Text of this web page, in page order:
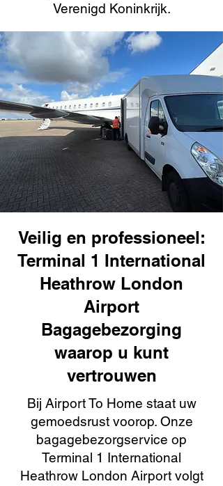
Verenigd Koninkrijk.
Veilig en professioneel:
Terminal 1 International
Heathrow London
Airport
Bagagebezorging
waarop u kunt
vertrouwen
Bij Airport To Home staat uw
gemoedsrust voorop. Onze
bagagebezorgservice op
Terminal 1 International
Heathrow London Airport volgt